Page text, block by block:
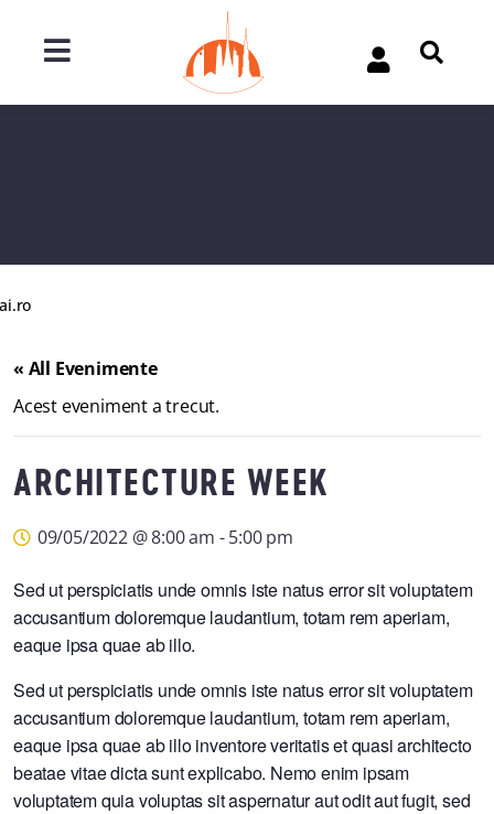
« All Evenimente
Acest eveniment a trecut.
ARCHITECTURE WEEK
09/05/2022 @ 8:00 am -5:00 pm
Sed ut perspiciatis unde omnis iste natus error sit voluptatem
accusantium doloremque laudantium, totam rem aperiam,
eaque ipsa quae ab illo.
Sed ut perspiciatis unde omnis iste natus error sit voluptatem
accusantium doloremque laudantium, totam rem aperiam,
eaque ipsa quae ab illo inventore veritatis et quasi architecto
beatae vitae dicta sunt explicabo. Nemo enim ipsam
voluptatem quia voluptas sit aspernatur aut odit aut fugit, sed